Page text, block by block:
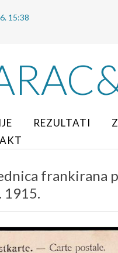
15:38
REZULTATI
frankirana
1915.